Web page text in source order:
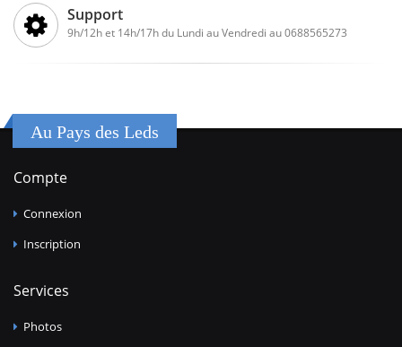
Support
9h/12h et 14h/17h du Lundi au Vendredi au 0688565273
Au Pays des Leds
Compte
Connexion
Inscription
Services
Photos